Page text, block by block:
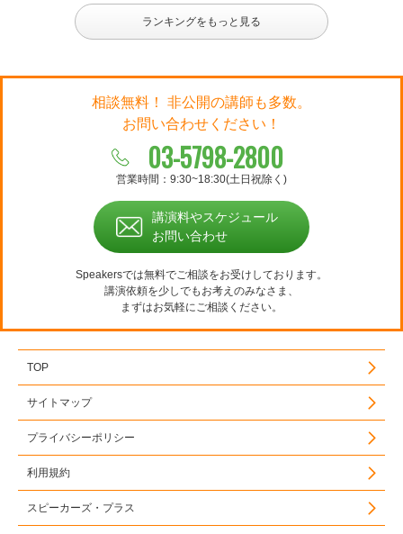
ランキングをもっと見る
相談無料！ 非公開の講師も多数。
お問い合わせください！
03-5798-2800
営業時間：9:30~18:30(土日祝除く)
講演料やスケジュール
お問い合わせ
Speakersでは無料でご相談をお受けしております。
講演依頼を少しでもお考えのみなさま、
まずはお気軽にご相談ください。
TOP
サイトマップ
プライバシーポリシー
利用規約
スピーカーズ・プラス